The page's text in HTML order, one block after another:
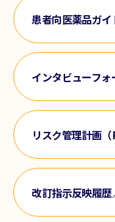
患者向医薬品ガイ
インタビューフォ
リスク管理計画
改訂指示反映履